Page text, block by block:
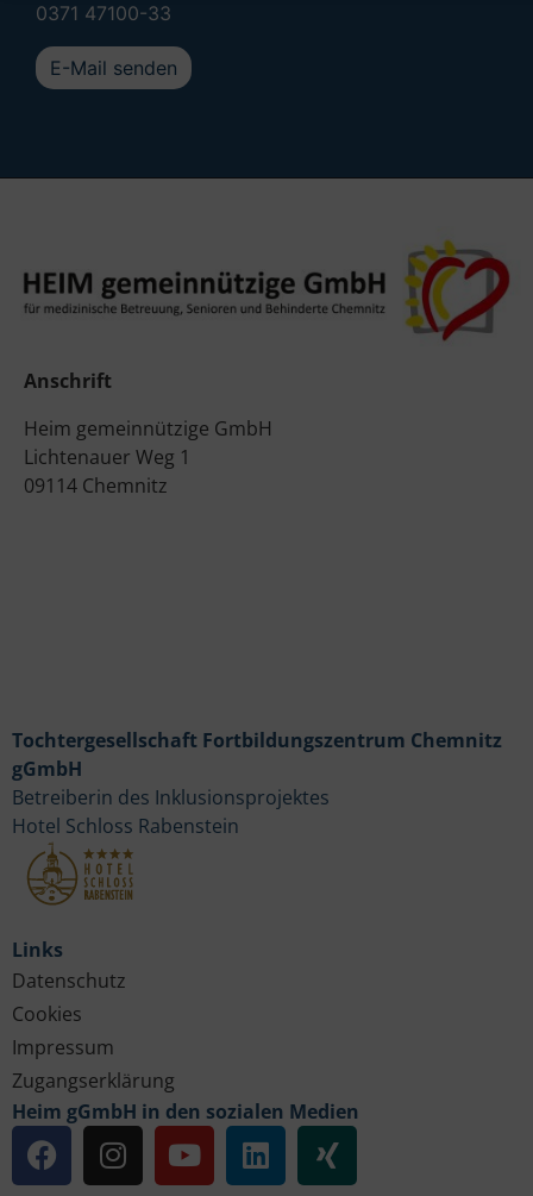
0371 47100-33
E-Mail senden
Anschrift
Heim gemeinnützige GmbH
Lichtenauer Weg 1
09114 Chemnitz
Links
Datenschutz
Cookies
Impressum
Zugangserklärung
Heim gGmbH in den sozialen Medien
Tochtergesellschaft Fortbildungszentrum Chemnitz
gGmbH
Betreiberin des Inklusionsprojektes
Hotel Schloss Rabenstein